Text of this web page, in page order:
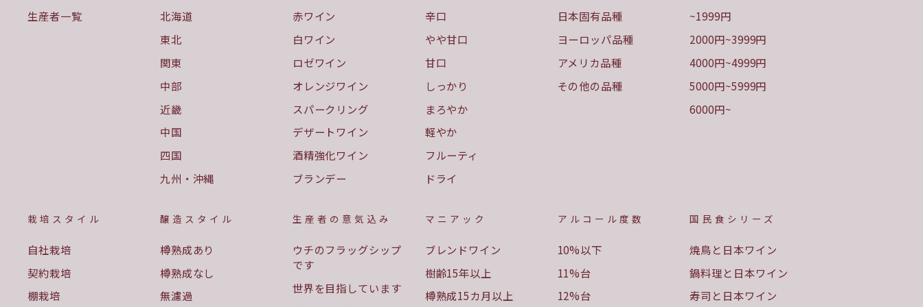
生産者一覧
北海道
東北
関東
中部
近畿
中国
四国
九州・沖縄
赤ワイン
白ワイン
ロゼワイン
オレンジワイン
スパークリング
デザートワイン
酒精強化ワイン
ブランデー
辛口
やや甘口
甘口
しっかり
まろやか
軽やか
フルーティ
ドライ
日本固有品種
ヨーロッパ品種
アメリカ品種
その他の品種
~1999円
2000円~3999円
4000円~4999円
5000円~5999円
6000円~
栽培スタイル
自社栽培
契約栽培
棚栽培
醸造スタイル
樽熟成あり
樽熟成なし
無濾過
生産者の意気込み
ウチのフラッグシップ
です
世界を目指しています
マニアック
ブレンドワイン
樹齢15年以上
樽熟成15カ月以上
アルコール度数
10%以下
11%台
12%台
国民食シリーズ
焼鳥と日本ワイン
鍋料理と日本ワイン
寿司と日本ワイン